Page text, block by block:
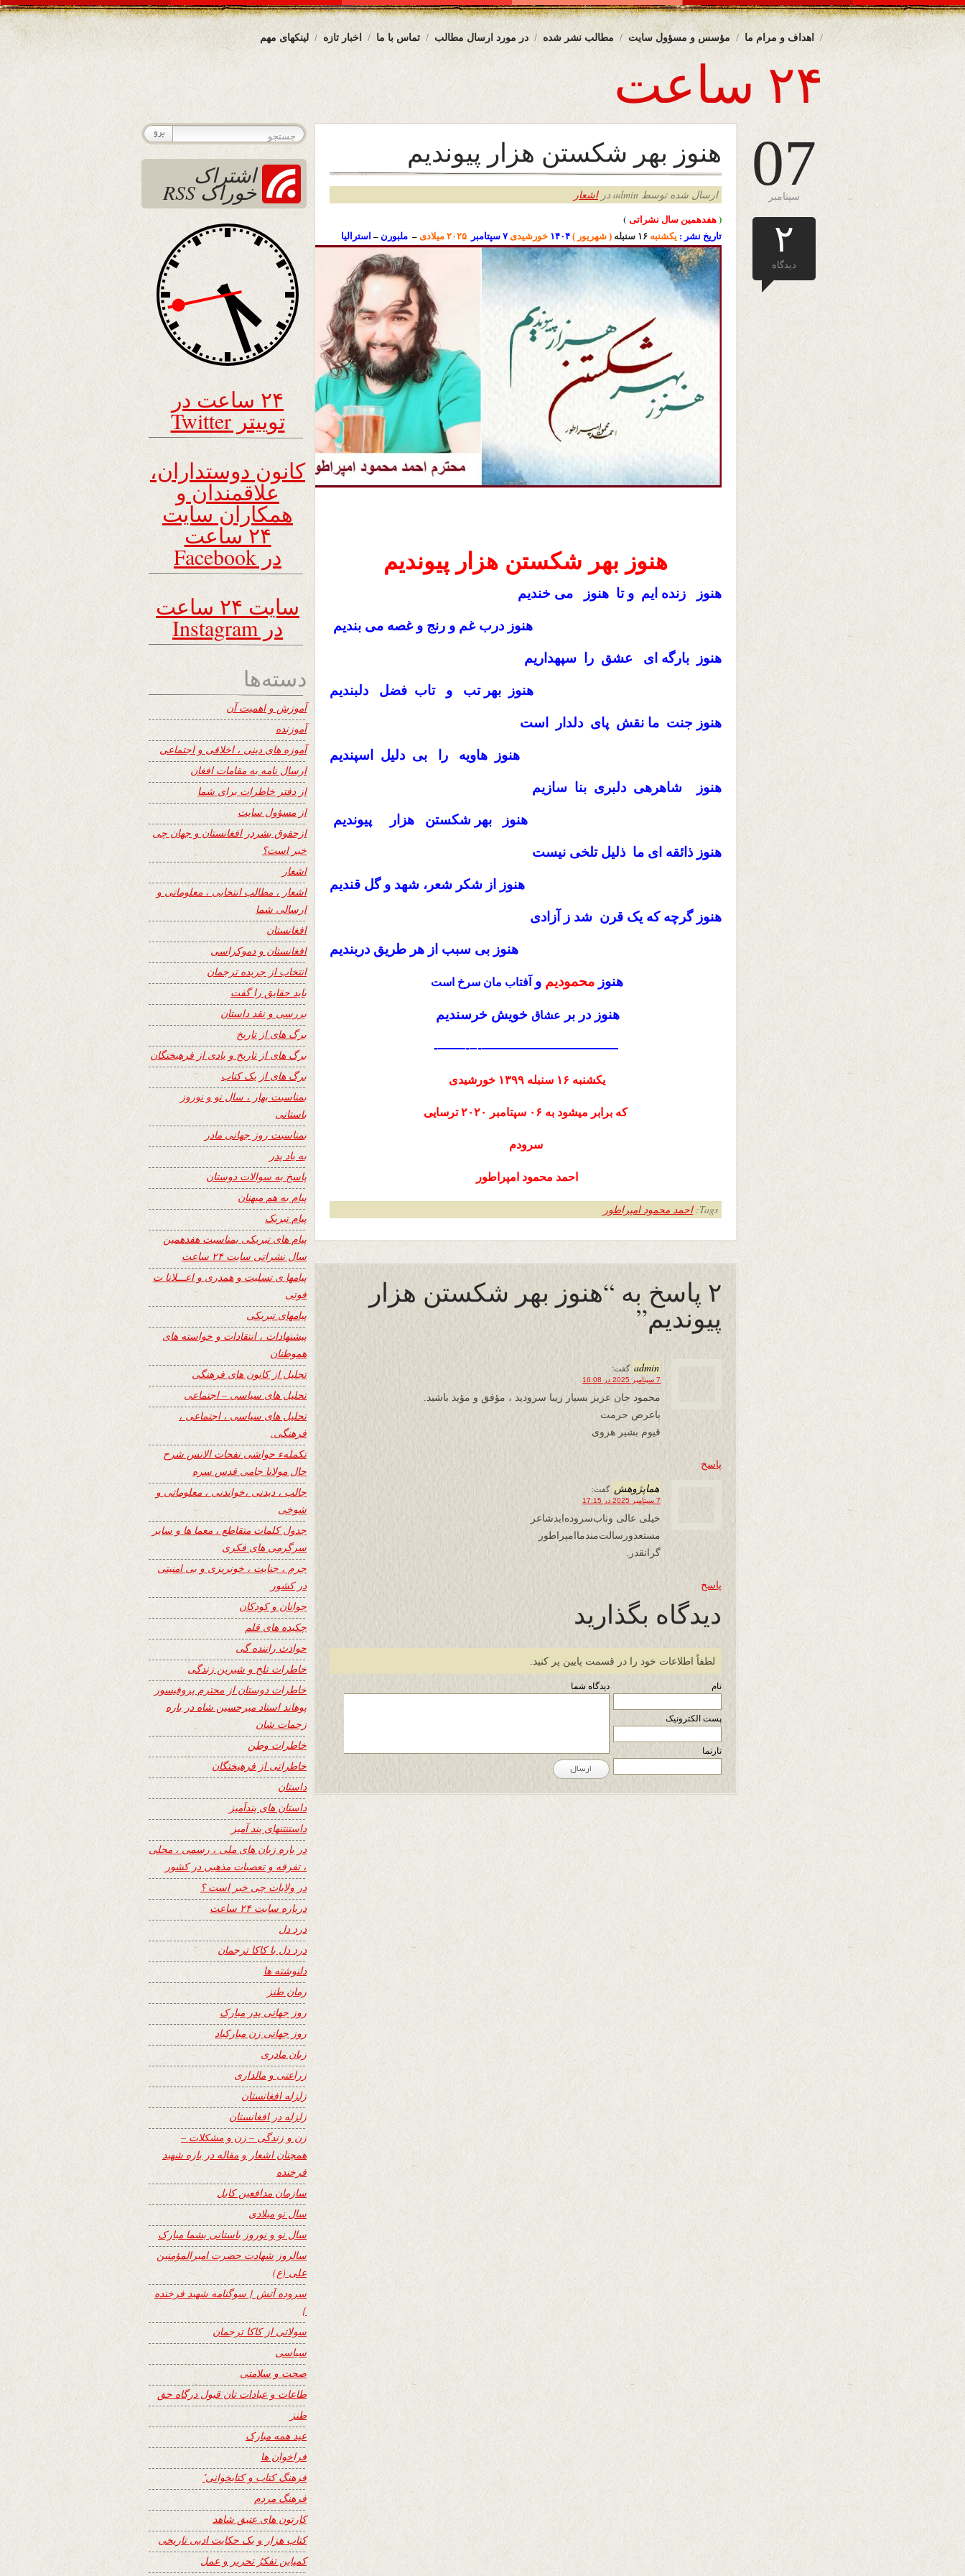
لینکهای مهم اخبار تازه تماس با ما در مورد ارسال مطالب مطالب نشر شده مؤسس و مسؤول سایت اهداف و مرام ما
۲۴ ساعت
07
سپتامبر
۲
دیدگاه
هنوز بهر شکستن هزار پیوندیم
ارسال شده توسط admin در اشعار
(هفدهمین سال نشراتی )
تاریخ نشر : یکشنبه ۱۶ سنبله ( شهریور ) ۱۴۰۴ خورشیدی۷ سپتامبر – ملبورن – استرالیا
هنوز بهر شکستن هزار پیوندیم
هنوز زنده ایم و تا هنوز می خندیم
هنوز درب غم و رنج و غصه می بندیم
هنوز بارگه ای عشق را سپهداریم
هنوز بهر تب و تاب فضل دلبندیم
هنوز جنت ما نقش پای دلدار است
هنوز هاویه را بی دلیل اسپندیم
هنوز شاهرهی دلبری بنا سازیم
هنوز بهر شکستن هزار پیوندیم
هنوز ذائقه ای ما ذلیل تلخی نیست
هنوز از شکر شعر، شهد و گل قندیم
هنوز گرچه که یک قرن شد ز آزادی
هنوز بی سبب از هر طریق دربندیم
هنوز محمودیم و آفتاب مان سرخ است
هنوز در بر عشاق خویش خرسندیم
——————————‐–‐——-
یکشنبه ۱۶ سنبله ۱۳۹۹ خورشیدی
که برابر میشود به ۰۶ سپتامبر ۲۰۲۰ ترسایی
سرودم
احمد محمود امپراطور
Tags: احمد محمود امپراطور
۲ پاسخ به “هنوز بهر شکستن هزار
پیوندیم”
admin گفت:
7 سپتامبر 2025 در 16:08
محمود جان عزیز بسیار زیبا سرودید ، مؤفق و مؤید باشید.
باعرض حرمت
قیوم بشیر هروی
پاسخ
هماپژوهش گفت:
7 سپتامبر 2025 در 17:15
خیلی عالی وناب‌‌‌سروده‌ایدشاعر
مستعدورسالت‌‌مندماامپراطور
گرانقدر.
پاسخ
دیدگاه بگذارید
لطفاً اطلاعات خود را در قسمت پایین پر کنید.
نام
پست الکترونیک
تارنما
دیدگاه شما
اشتراک
خوراک RSS
۲۴ ساعت در
توییتر Twitter
کانون دوستداران،
علاقمندان و
همکاران سایت
۲۴ ساعت
در Facebook
سایت ۲۴ ساعت
در Instagram
دسته‌ها
آموزش و اهمیت آن
آموزنده
آموزه های دینی ، اخلاقی و اجتماعی
ارسال نامه به مقامات افغان
از دفتر خاطرات برای شما
از مسؤول سایت
ازحقوق بشردر افغانستان و جهان چی
خبر است؟
اشعار
اشعار ، مطالب انتخابی ، معلوماتی و
ارسالی شما
افغانستان
افغانستان و دموکراسی
انتخاب از جریده ترجمان
باید حقایق را گفت
بررسی و نقد داستان
برگ های از تاریخ
برگ های از تاریخ و یادی از فرهیختگان
برگ های از یک کتاب
بمناسبت بهار ، سال نو و نوروز
باستانی
بمناسبت روز جهانی مادر
به یاد پدر
پاسخ به سوالات دوستان
پیام به هم میهنان
پیام تبریک
پیام های تبریکی بمناسبت هفدهمین
سال نشراتی سایت ۲۴ ساعت
پیامها ی تسلیت و همدری و اعـــلانا ت
فوتی
پیامهای تبریکی
پیشنهادات ، انتقادات و خواسته های
هموطنان
تجلیل از کانون های فرهنگی
تحلیل های سیاسی – اجتماعی
تحلیل های سیاسی ، اجتماعی ،
فرهنگی.
تکملهء حواشی نفحات الانس شرح
حال مولانا جامی قدس سره
جالب ، دیدنی ،خواندنی ، معلوماتی و
شوخی
جدول کلمات متقاطع ، معما ها و سایر
سرگرمی های فکری
جرم ، جنایت ، خونریزی و بی امنیتی
در کشور
جوانان و کودکان
چکیده های قلم
حوادث راننده گی
خاطرات تلخ و شیرین زندگی
خاطرات دوستان از محترم پروفیسور
پوهاند استاد میرحسین شاه در باره
زحمات شان
خاطرات وطن
خاطراتی از فرهیختگان
داستان
داستان های پندآمیز
داستنتنهای پند آمیز
در باره زبان های ملی ، رسمی ، محلی
، تفرقه و تعصبات مذهبی در کشور
در ولایات چی خبر است ؟
درباره سایت ۲۴ ساعت
درد دل
درد دل با کاکا ترجمان
دلنوشته ها
رمان طنز
روز جهانی پدر مبارک
روز جهانی زن مبارکباد
زبان مادری
زراعتی و مالداری
زلزله افغانستان
زلزله در افغانستان
زن و زندگی – زن و مشکلات –
همچنان اشعار و مقاله در باره شهید
فرخنده
سازمان مدافعین کابل
سال نو میلادی
سال نو و نوروز باستانی بشما مبارک
سالروز شهادت حضرت امیرالمؤمنین
علی (ع)
سروده آتش { سوگنامه شهید فرخنده
}
سولاتی از کاکا ترجمان
سیاسی
صحت و سلامتی
طاعات و عبادات تان قبول درگاه حق
طنز
عید همه مبارک
فراخوان ها
فرهنگ کتاب و کتابخوانی٬
فرهنگ مردم
کارتون های عتیق شاهد
کتاب هزار و یک حکایت ادبی تاریخی
کمپاین تفکرُ تحریر و عمل